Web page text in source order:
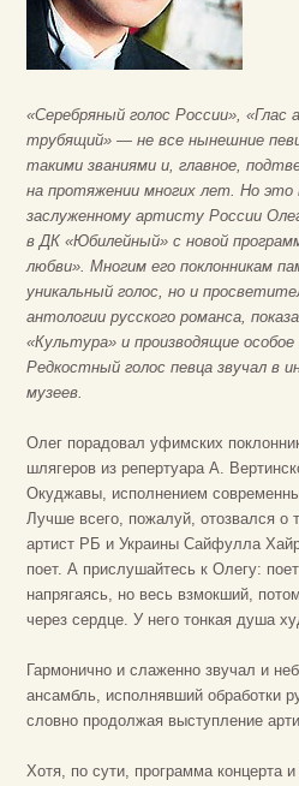
«Серебряный голос России», «Глас
трубящий» — не все нынешние
такими званиями и, главное,
на протяжении многих лет. Но это
заслуженному артисту России
в ДК «Юбилейный» с новой
любви». Многим его поклонникам
уникальный голос, но и
антологии русского романса,
«Культура» и производящие
Редкостный голос певца звучал в
музеев.
Олег порадовал уфимских
шлягеров из репертуара А.
Окуджавы, исполнением
Лучше всего, пожалуй, отозвался о
артист РБ и Украины Сайфулла
поет. А прислушайтесь к Олегу:
напрягаясь, но весь взмокший,
через сердце. У него тонкая душа
Гармонично и слаженно звучал и
ансамбль, исполнявший обработки
словно продолжая выступление
Хотя, по сути, программа концерта